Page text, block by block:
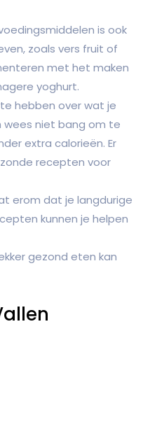
is ook
zoals vers fruit of
met het maken
yoghurt.
hebben over wat je
wees niet bang om te
extra calorieën. Er
recepten voor
erom dat je langdurige
kunnen je helpen
gezond eten kan